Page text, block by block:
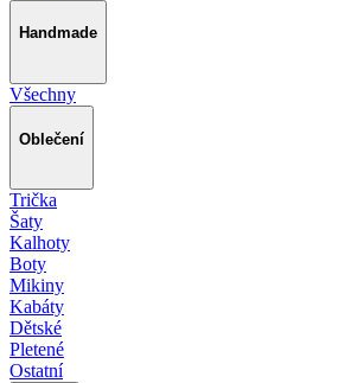
Handmade
Všechny
Oblečení
Trička
Šaty
Kalhoty
Boty
Mikiny
Kabáty
Dětské
Pletené
Ostatní